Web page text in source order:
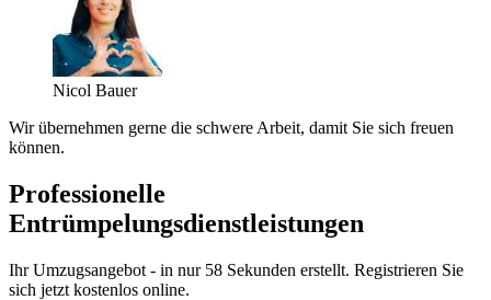
Nicol Bauer
Wir übernehmen gerne die schwere Arbeit, damit Sie sich freuen
können.
Professionelle
Entrümpelungsdienstleistungen
Ihr Umzugsangebot - in nur 58 Sekunden erstellt. Registrieren Sie
sich jetzt kostenlos online.